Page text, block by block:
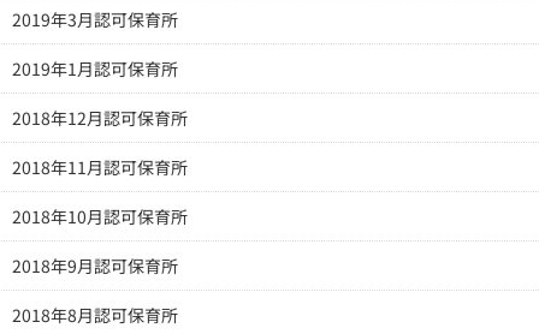
2019年3月認可保育所
2019年1月認可保育所
2018年12月認可保育所
2018年11月認可保育所
2018年10月認可保育所
2018年9月認可保育所
2018年8月認可保育所